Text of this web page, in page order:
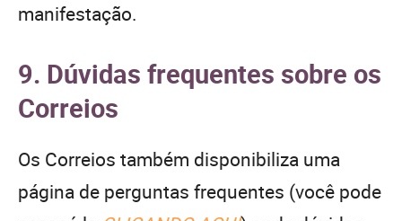
manifestação.
9. Dúvidas frequentes sobre os
Correios
Os Correios também disponibiliza uma
página de perguntas frequentes (você pode